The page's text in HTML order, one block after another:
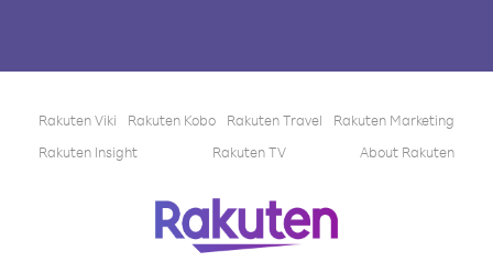
Rakuten Viki Rakuten Kobo Rakuten Travel
Rakuten Marketing
Rakuten Insight
Rakuten TV About Rakuten